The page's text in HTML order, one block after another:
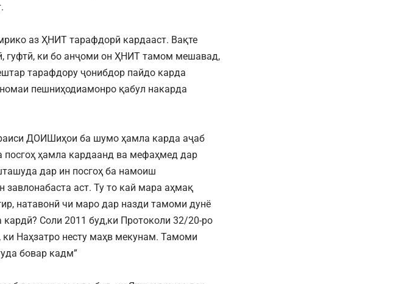
аз ҲНИТ тарафдорӣ кардааст. Вақте
гуфтӣ, ки бо анҷоми он ҲНИТ тамом мешавад,
тарафдору ҷонибдор пайдо карда
пешниҳодиамонро қабул накарда
ДОИШиҳои ба шумо ҳамла карда аҷаб
посгоҳ ҳамла кардаанд ва мефаҳмед дар
дар ин посгоҳ ба намоиш
аст. Ту то кай мара аҳмақ
натавонӣ чи маро дар назди тамоми дунё
Соли 2011 буд,ки Протоколи 32/20-ро
Наҳзатро несту маҳв мекунам. Тамоми
бовар кадм”